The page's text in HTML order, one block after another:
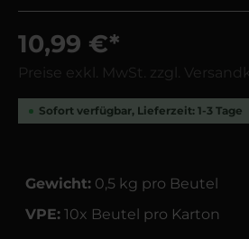
10,99 €*
Preise exkl. MwSt. zzgl.
Sofort verfügbar, Lieferzeit: 1-3 Tage
Gewicht: 0,5 kg pro Beutel
VPE: 10x Beutel pro Karton